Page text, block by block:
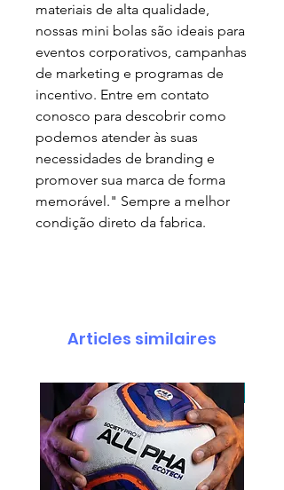
materiais de alta qualidade,
nossas mini bolas são ideais para
eventos corporativos, campanhas
de marketing e programas de
incentivo. Entre em contato
conosco para descobrir como
podemos atender às suas
necessidades de branding e
promover sua marca de forma
memorável." Sempre a melhor
condição direto da fabrica.
Articles similaires